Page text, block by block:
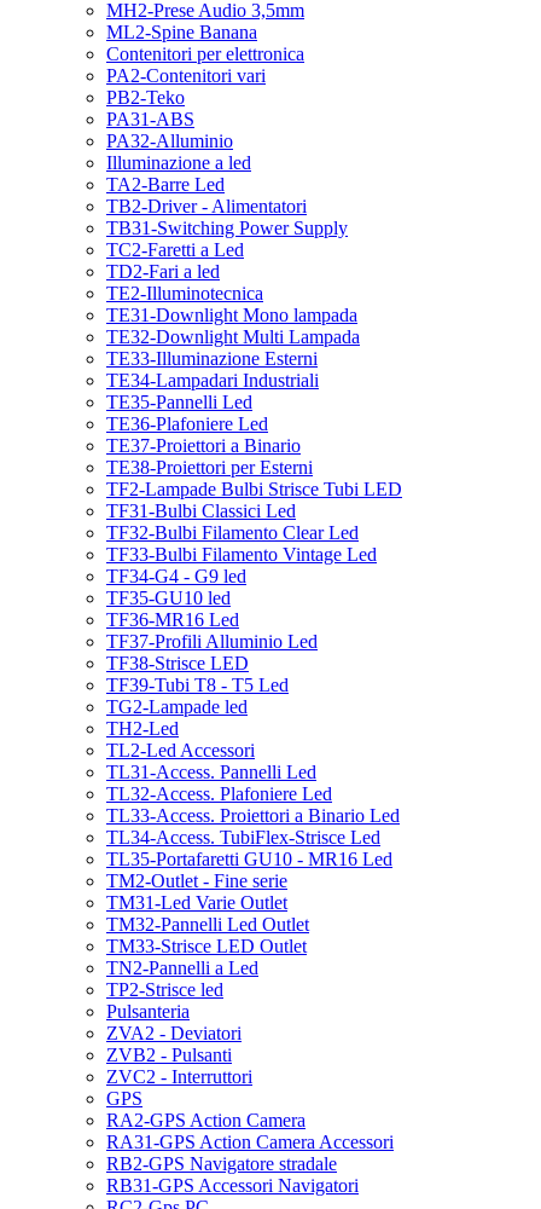
MH2-Prese Audio 3,5mm
ML2-Spine Banana
Contenitori per elettronica
PA2-Contenitori vari
PB2-Teko
PA31-ABS
PA32-Alluminio
Illuminazione a led
TA2-Barre Led
TB2-Driver - Alimentatori
TB31-Switching Power Supply
TC2-Faretti a Led
TD2-Fari a led
TE2-Illuminotecnica
TE31-Downlight Mono lampada
TE32-Downlight Multi Lampada
TE33-Illuminazione Esterni
TE34-Lampadari Industriali
TE35-Pannelli Led
TE36-Plafoniere Led
TE37-Proiettori a Binario
TE38-Proiettori per Esterni
TF2-Lampade Bulbi Strisce Tubi LED
TF31-Bulbi Classici Led
TF32-Bulbi Filamento Clear Led
TF33-Bulbi Filamento Vintage Led
TF34-G4 - G9 led
TF35-GU10 led
TF36-MR16 Led
TF37-Profili Alluminio Led
TF38-Strisce LED
TF39-Tubi T8 - T5 Led
TG2-Lampade led
TH2-Led
TL2-Led Accessori
TL31-Access. Pannelli Led
TL32-Access. Plafoniere Led
TL33-Access. Proiettori a Binario Led
TL34-Access. TubiFlex-Strisce Led
TL35-Portafaretti GU10 - MR16 Led
TM2-Outlet - Fine serie
TM31-Led Varie Outlet
TM32-Pannelli Led Outlet
TM33-Strisce LED Outlet
TN2-Pannelli a Led
TP2-Strisce led
Pulsanteria
ZVA2 - Deviatori
ZVB2 - Pulsanti
ZVC2 - Interruttori
GPS
RA2-GPS Action Camera
RA31-GPS Action Camera Accessori
RB2-GPS Navigatore stradale
RB31-GPS Accessori Navigatori